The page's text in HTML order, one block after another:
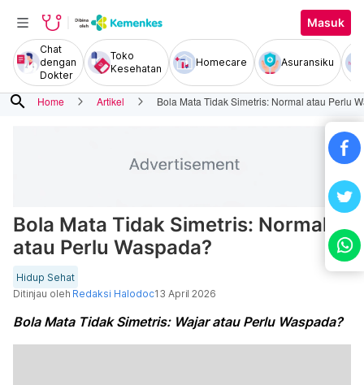
Masuk
Chat
dengan
Dokter
Toko
Kesehatan
Homecare Asuransiku
search Home Artikel Bola Mata Tidak Simetris: Normal atau Perlu
Bola Mata Tidak Simetris: Normal
atau Perlu Waspada?
Hidup Sehat
Ditinjau oleh Redaksi Halodoc13 April 2026
Bola Mata Tidak Simetris: Wajar atau Perlu Waspada?